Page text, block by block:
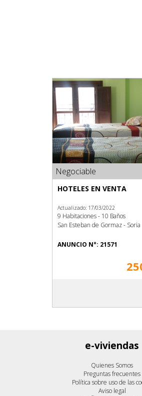
HOTELES EN VENTA
Actualizado: 17/03/2022
9 Habitaciones - 10 Baños
San Esteban de Gormaz - Soria
ANUNCIO N°: 21571
Negociable
e-viviendas
Quienes Somos
Preguntas frecuentes
Política sobre uso de las
Aviso legal